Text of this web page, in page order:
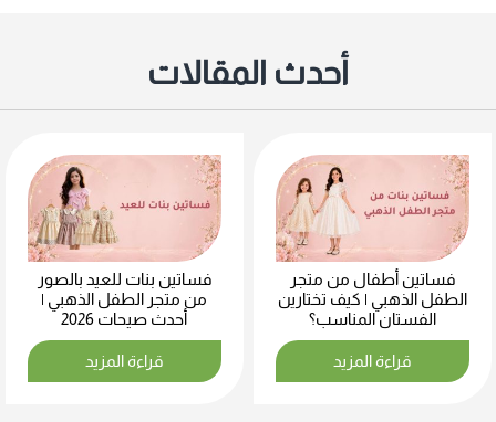
أحدث المقالات
فساتين أطفال من متجر
الطفل الذهبي | كيف تختارين
الفستان المناسب؟
قراءة المزيد
فساتين بنات للعيد بالصور
من متجر الطفل الذهبي |
أحدث صيحات 2026
قراءة المزيد